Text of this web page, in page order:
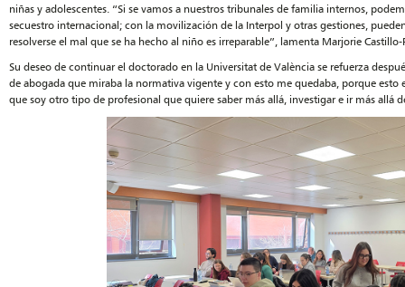
niñas y adolescentes. “Si se vamos a nuestros tribunales de familia internos,
secuestro internacional; con la movilización de la Interpol y otras gestiones,
resolverse el mal que se ha hecho al niño es irreparable”, lamenta Marjorie Castillo-
Su deseo de continuar el doctorado en la Universitat de València se refuerza
de abogada que miraba la normativa vigente y con esto me quedaba, porque esto
que soy otro tipo de profesional que quiere saber más allá, investigar e ir más allá